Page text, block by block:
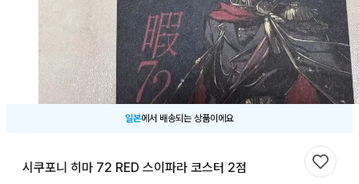
일본에서 배송되는 상품이에요
시쿠포니 히마 72 RED 스이파라 코스터 2점 찜하기